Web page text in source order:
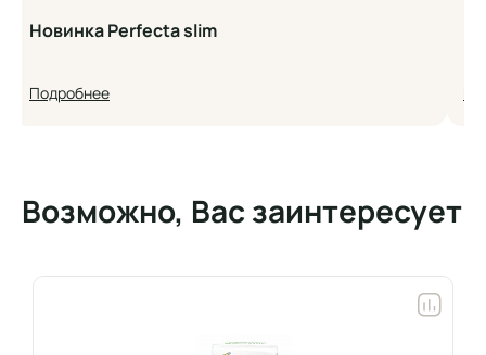
Новинка Perfecta slim
Подробнее
Возможно, Вас заинтересует